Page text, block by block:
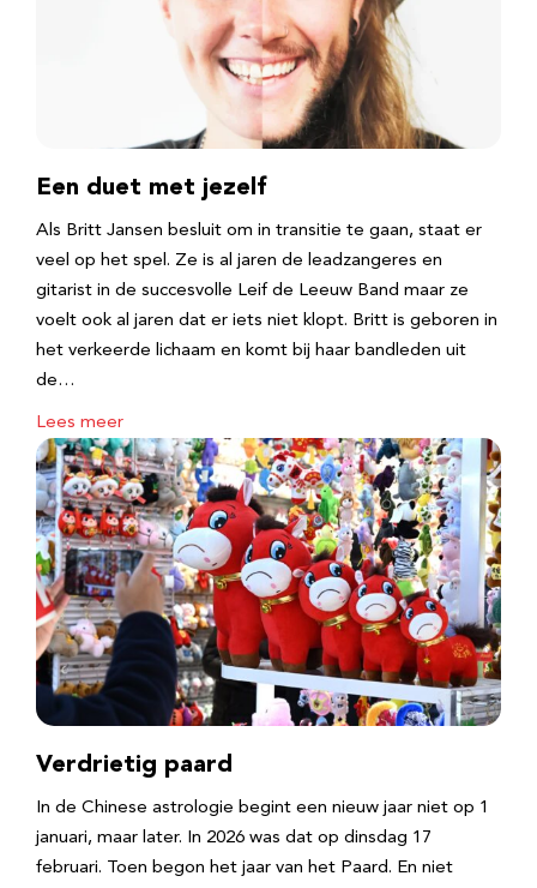
Een duet met jezelf
Als Britt Jansen besluit om in transitie te gaan, staat er
veel op het spel. Ze is al jaren de leadzangeres en
gitarist in de succesvolle Leif de Leeuw Band maar ze
voelt ook al jaren dat er iets niet klopt. Britt is geboren in
het verkeerde lichaam en komt bij haar bandleden uit
de…
Lees meer
Verdrietig paard
In de Chinese astrologie begint een nieuw jaar niet op 1
januari, maar later. In 2026 was dat op dinsdag 17
februari. Toen begon het jaar van het Paard. En niet